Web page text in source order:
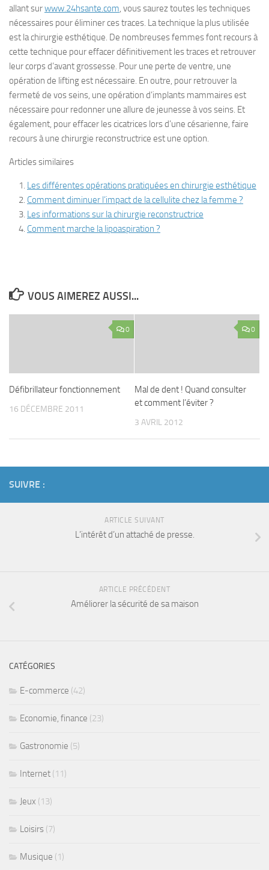
allant surwww.24hsante.com, vous saurez toutes les techniques
nécessaires pour éliminer ces traces. La technique la plus utilisée
est la chirurgie esthétique. De nombreuses femmes font recours à
cette technique pour effacer définitivement les traces et retrouver
leur corps d’avant grossesse. Pour une perte de ventre, une
opération de lifting est nécessaire. En outre, pour retrouver la
fermeté de vos seins, une opération d’implants mammaires est
nécessaire pour redonner une allure de jeunesse à vos seins. Et
également, pour effacer les cicatrices lors d’une césarienne, faire
recours à une chirurgie reconstructrice est une option.
Articles similaires
Les différentes opérations pratiquées en chirurgie esthétique
Comment diminuer l’impact de la cellulite chez la femme ?
Les informations sur la chirurgie reconstructrice
Comment marche la lipoaspiration ?
VOUS AIMEREZ AUSSI...
0
Défibrillateur fonctionnement
16 DÉCEMBRE 2011
0
Mal de dent ! Quand consulter
et comment l’éviter ?
3 AVRIL 2012
SUIVRE :
ARTICLE SUIVANT
L’intérêt d’un attaché de presse.
ARTICLE PRÉCÉDENT
Améliorer la sécurité de sa maison
CATÉGORIES
E-commerce (42)
Economie, finance (23)
Gastronomie (5)
Internet (11)
Jeux (13)
Loisirs (7)
Musique (1)